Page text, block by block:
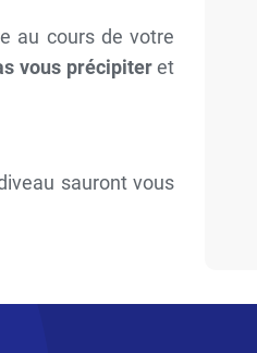
au cours de votre
vous précipiteret
sauront vous